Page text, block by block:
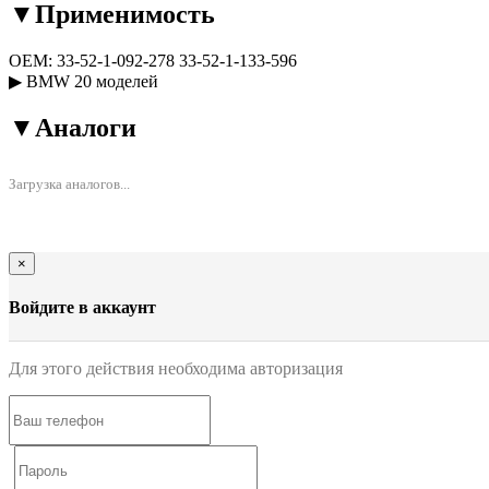
▼Применимость
OEM: 33-52-1-092-278 33-52-1-133-596
▶ BMW 20 моделей
▼ Аналоги
Загрузка аналогов...
×
Войдите в аккаунт
Для этого действия необходима авторизация